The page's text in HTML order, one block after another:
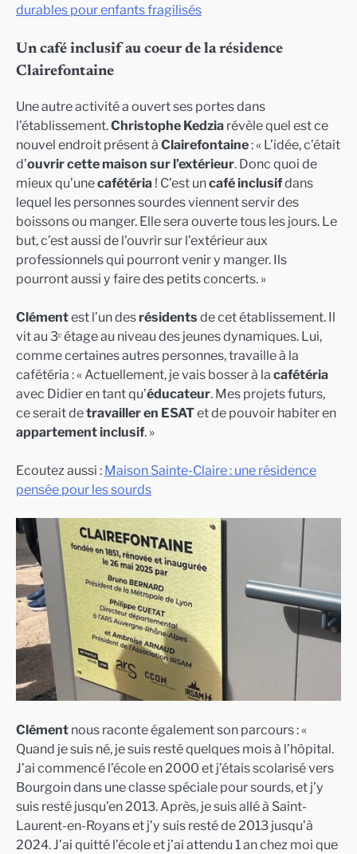
durables pour enfants fragilisés
Un café inclusif au coeur de la résidence
Clairefontaine
Une autre activité a ouvert ses portes dans
l’établissement.Christophe Kedzia révèle quel est ce
nouvel endroit présent à Clairefontaine: « L’idée, c’était
d’ouvrir cette maison sur l’extérieur. Donc quoi de
mieux qu’unecafétéria ! C’est uncafé inclusifdans
lequel les personnes sourdes viennent servir des
boissons ou manger. Elle sera ouverte tous les jours. Le
but, c’est aussi de l’ouvrir sur l’extérieur aux
professionnels qui pourront venir y manger. Ils
pourront aussi y faire des petits concerts. »
Clémentest l’un des résidents de cet établissement. Il
vit au 3ᵉ étage au niveau des jeunes dynamiques. Lui,
comme certaines autres personnes, travaille à la
cafétéria : « Actuellement, je vais bosser à la cafétéria
avec Didier en tant qu’éducateur. Mes projets futurs,
ce serait detravailler en ESATet de pouvoir habiter en
appartement inclusif. »
Ecoutez aussi : Maison Sainte-Claire : une résidence
pensée pour les sourds
Clément nous raconte également son parcours : «
Quand je suis né, je suis resté quelques mois à l’hôpital.
J’ai commencé l’école en 2000 et j’étais scolarisé vers
Bourgoin dans une classe spéciale pour sourds, et j’y
suis resté jusqu’en 2013. Après, je suis allé à Saint-
Laurent-en-Royans et j’y suis resté de 2013 jusqu’à
2024. J’ai quitté l’école et j’ai attendu 1 an chez moi que